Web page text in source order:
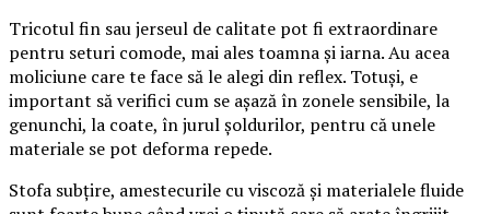
Tricotul fin sau jerseul de calitate pot fi extraordinare
pentru seturi comode, mai ales toamna și iarna. Au acea
moliciune care te face să le alegi din reflex. Totuși, e
important să verifici cum se așază în zonele sensibile, la
genunchi, la coate, în jurul șoldurilor, pentru că unele
materiale se pot deforma repede.
Stofa subțire, amestecurile cu viscoză și materialele fluide